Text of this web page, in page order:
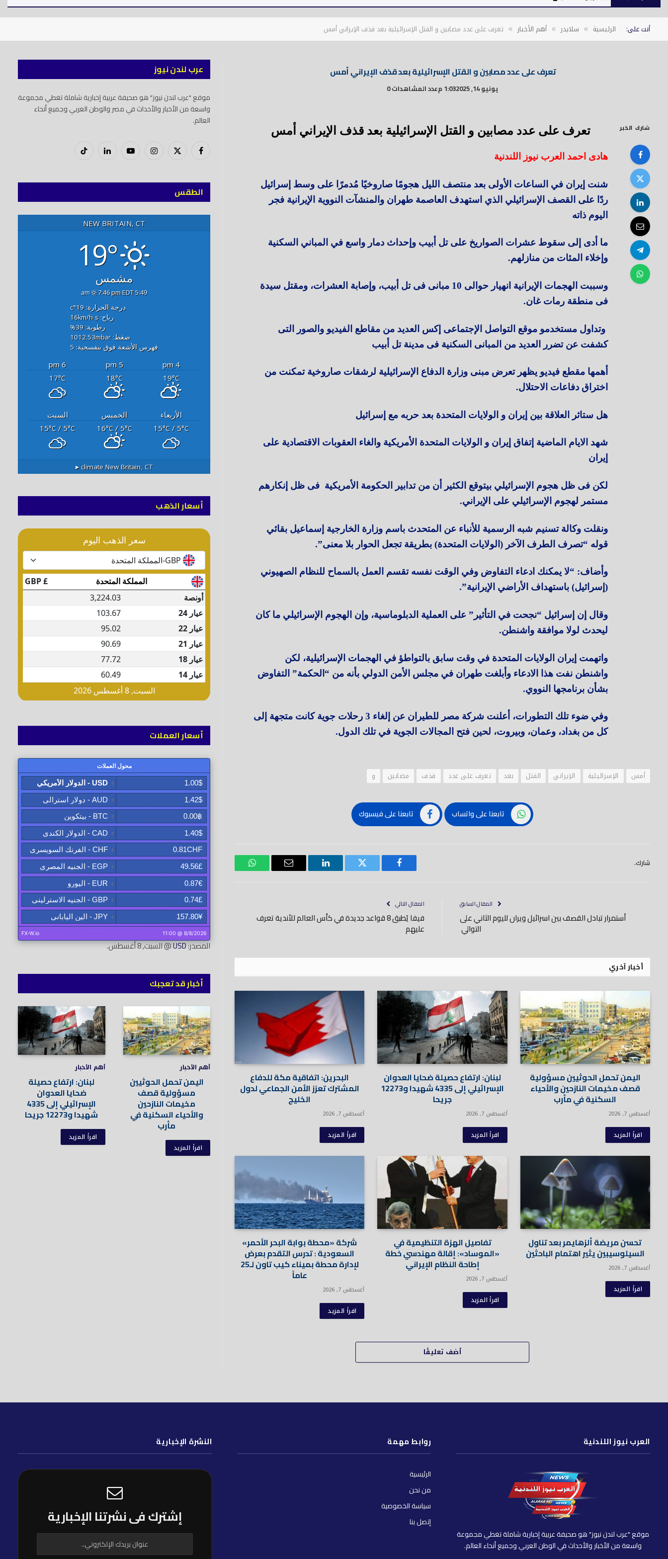
أنت على: الرئيسية » سلايدر » أهم الأخبار » تعرف على عدد مصابين و القتل الإسرائيلية بعد قذف الإيراني أمس
تعرف على عدد مصابين و القتل الإسرائيلية بعد قذف الإيراني أمس
يونيو 14, 2025 1:03 م عدد المشاهدات 0
شارك الخبر تعرف على عدد مصابين و القتل الإسرائيلية بعد قذف الإيراني أمس
هادى احمد العرب نيوز اللندنية
شنت إيران في الساعات الأولى بعد منتصف الليل هجومًا صاروخيًا مُدمرًا على وسط إسرائيل
ردًا على القصف الإسرائيلي الذي استهدف العاصمة طهران والمنشآت النووية الإيرانية فجر
اليوم ذاته
ما أدى إلى سقوط عشرات الصواريخ على تل أبيب وإحداث دمار واسع في المباني السكنية
وإخلاء المئات من منازلهم.
وسببت الهجمات الإيرانية انهيار حوالى 10 مبانى فى تل أبيب، وإصابة العشرات، ومقتل سيدة
فى منطقة رمات غان.
وتداول مستخدمو موقع التواصل الإجتماعى إكس العديد من مقاطع الفيديو والصور التى
كشفت عن تضرر العديد من المبانى السكنية فى مدينة تل أبيب
أهمها مقطع فيديو يظهر تعرض مبنى وزارة الدفاع الإسرائيلية لرشقات صاروخية تمكنت من
اختراق دفاعات الاحتلال.
هل ستاثر العلاقة بين إيران و الولايات المتحدة بعد حربه مع إسرائيل
شهد الايام الماضية إتفاق إيران و الولايات المتحدة الأمريكية والغاء العقوبات الاقتصادية على
إيران
لكن فى ظل هجوم الإسرائيلي بيتوقع الكثير أن من تدابير الحكومة الأمريكية فى ظل إنكارهم
مستمر لهجوم الإسرائيلي على الإيراني.
ونقلت وكالة تسنيم شبه الرسمية للأنباء عن المتحدث باسم وزارة الخارجية إسماعيل بقائي
قوله “تصرف الطرف الآخر (الولايات المتحدة) بطريقة تجعل الحوار بلا معنى”.
وأضاف: “لا يمكنك ادعاء التفاوض وفي الوقت نفسه تقسم العمل بالسماح للنظام الصهيوني
(إسرائيل) باستهداف الأراضي الإيرانية”.
وقال إن إسرائيل “نجحت في التأثير” على العملية الدبلوماسية، وإن الهجوم الإسرائيلي ما كان
ليحدث لولا موافقة واشنطن.
واتهمت إيران الولايات المتحدة في وقت سابق بالتواطؤ في الهجمات الإسرائيلية، لكن
واشنطن نفت هذا الادعاء وأبلغت طهران في مجلس الأمن الدولي بأنه من “الحكمة” التفاوض
بشأن برنامجها النووي.
وفي ضوء تلك التطورات، أعلنت شركة مصر للطيران عن إلغاء 3 رحلات جوية كانت متجهة إلى
كل من بغداد، وعمان، وبيروت، لحين فتح المجالات الجوية في تلك الدول.
أمس الإسرائيلية الإيراني القتل بعد تعرف على عدد قذف مصابين و
تابعنا على واتساب تابعنا على فيسبوك
شارك.
فيسبوك تويتر لينكدود
بريد
واتساب
المقال السابق
أستمرار تبادل القصف بين اسرائيل ويران لليوم الثاني على
التوالي
المقال التالي
فيفا يُطبق 8 قواعد جديدة في كأس العالم للأندية تعرف
عليهم
أخبار آخري
اليمن تحمل الحوثيين مسؤولية
قصف مخيمات النازحين والأحياء
السكنية في مأرب
أغسطس 7, 2026
اقرأ المزيد
لبنان: ارتفاع حصيلة ضحايا العدوان
الإسرائيلي إلى 4335 شهيدا و12273
جريحا
أغسطس 7, 2026
اقرأ المزيد
البحرين: اتفاقية مكة للدفاع
المشترك تعزز الأمن الجماعي لدول
الخليج
أغسطس 7, 2026
اقرأ المزيد
تحسن مريضة ألزهايمر بعد تناول
السيلوسيبين يثير اهتمام الباحثين
أغسطس 7, 2026
اقرأ المزيد
تفاصيل الهزة التنظيمية في
«الموساد»: إقالة مهندسي خطة
إطاحة النظام الإيراني
أغسطس 7, 2026
اقرأ المزيد
شركة «محطة بوابة البحر الأحمر»
السعودية : تدرس التقدم بعرض
لإدارة محطة بميناء كيب تاون لـ25
عاماً
أغسطس 7, 2026
اقرأ المزيد
أضف تعليقًا
عرب لندن نيوز
موقع "عرب لندن نيوز" هو صحيفة عربية إخبارية شاملة تغطي مجموعة
واسعة من الأخبار والأحداث في مصر والوطن العربي وجميع أنحاء
العالم.
فيسبوك
X
إنستغرام يوتيوب لينكدود
تيك
الطقس
NEW BRITAIN, CT
19°
مشمس
5:49 am
7:46 pm EDT
درجة الحرارة: 19
°c
رياح: 16 km/h s
رطوبة: 39
%
ضغط: 1012.53mbar
فهرس الأشعة فوق بنفسجية: 5
4 pm
5 pm
6 pm
19°C
18°C
17°C
الأربعاء الخميس
السبت
15°C/ 5°C
16°C/ 5°C
15°C / 5°C
New Britain, CT
أسعار الذهب
أسعار العملات
المصدر:USD@ السبت, 8 أغسطس.
أخبار قد تعجبك
أهم الأخبار
اليمن تحمل الحوثيين
مسؤولية قصف
مخيمات النازحين
والأحياء السكنية في
مأرب
اقرأ المزيد
أهم الأخبار
لبنان: ارتفاع حصيلة
ضحايا العدوان
الإسرائيلي إلى 4335
شهيدا و12273 جريحا
اقرأ المزيد
العرب نيوز اللندنية
موقع "عرب لندن نيوز" هو صحيفة عربية إخبارية شاملة تغطي مجموعة
واسعة من الأخبار والأحداث في الوطن العربي وجميع أنحاء العالم.
روابط مهمة
الرئيسية
من نحن
سياسة الخصوصية
إتصل بنا
النشرة الإخبارية
إشترك فى نشرتنا الإخبارية